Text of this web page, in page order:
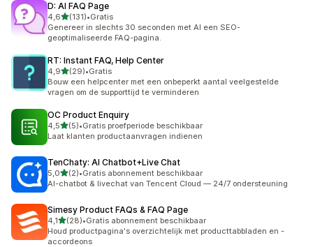
D: AI FAQ Page
4,6van 5 sterren
(131)
131 recensies in totaal
•Gratis
Genereer in slechts 30 seconden met AI een SEO-
geoptimaliseerde FAQ-pagina.
RT: Instant FAQ, Help Center
4,9van 5 sterren
(29)
29 recensies in totaal
•Gratis
Bouw een helpcenter met een onbeperkt aantal veelgestelde
vragen om de supporttijd te verminderen
OC Product Enquiry
4,5van 5 sterren
(5)
5 recensies in totaal
•Gratis proefperiode beschikbaar
Laat klanten productaanvragen indienen
TenChaty: AI Chatbot+Live Chat
5,0van 5 sterren
(2)
2 recensies in totaal
•Gratis abonnement beschikbaar
AI-chatbot & livechat van Tencent Cloud — 24/7 ondersteuning
Simesy Product FAQs & FAQ Page
4,1van 5 sterren
(28)
28 recensies in totaal
•Gratis abonnement beschikbaar
Houd productpagina's overzichtelijk met producttabbladen en -
accordeons